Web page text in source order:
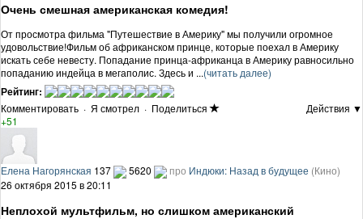
Очень смешная американская комедия!
От просмотра фильма "Путешествие в Америку" мы получили огромное
удовольствие!Фильм об африканском принце, которые поехал в Америку
искать себе невесту. Попадание принца-африканца в Америку равносильно
попаданию индейца в мегаполис. Здесь и ...(читать далее)
Рейтинг:
Комментировать · Я смотрел · Поделиться
Действия ▼
+51
Елена Нагорянская 137 5620 про Индюки: Назад в будущее (Кино)
26 октября 2015 в 20:11
Неплохой мультфильм, но слишком американский